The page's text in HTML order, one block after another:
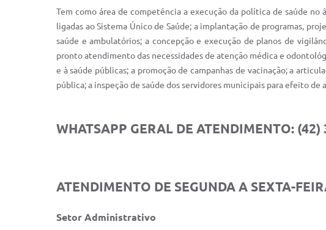
Tem como área de competência a execução da política de saúde
ligadas ao Sistema Único de Saúde; a implantação de programas,
saúde e ambulatórios; a concepção e execução de planos de
pronto atendimento das necessidades de atenção médica e
e à saúde públicas; a promoção de campanhas de vacinação; a
pública; a inspeção de saúde dos servidores municipais para efeito
WHATSAPP GERAL DE ATENDIMENTO: (42)
ATENDIMENTO DE SEGUNDA A SEXTA-
Setor Administrativo